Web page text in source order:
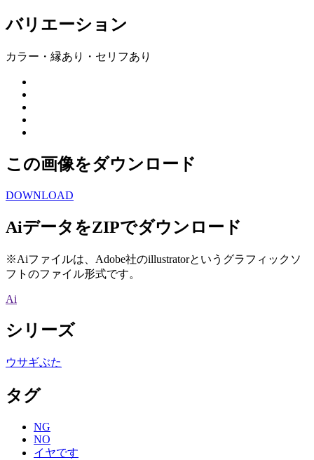
バリエーション
カラー・縁あり・セリフあり
この画像をダウンロード
DOWNLOAD
AiデータをZIPでダウンロード
※Aiファイルは、Adobe社のillustratorというグラフィックソ
フトのファイル形式です。
Ai
シリーズ
ウサギぶた
タグ
NG
NO
イヤです